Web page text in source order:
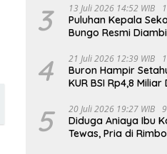
3 13 Juli 2026 14:52 WIB
Puluhan Kepala
Bungo Resmi
4 21 Juli 2026 12:39 WIB
Buron Hampir
KUR BSI Rp4,8
5 20 Juli 2026 19:27 WIB
Diduga Aniaya Ibu
Tewas, Pria di